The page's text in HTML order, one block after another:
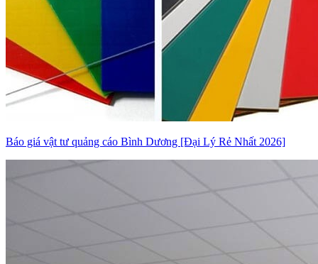
Báo giá vật tư quảng cáo Bình Dương [Đại Lý Rẻ Nhất 2026]